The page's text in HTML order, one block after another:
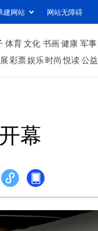
建网站 网站无障碍
体育文化 书画健康 军事
彩票娱乐时尚 悦读公益
幕